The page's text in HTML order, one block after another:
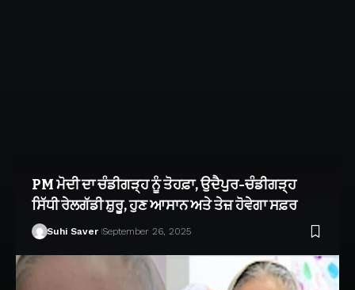
PM ਮੋਦੀ ਦਾ ਚੰਡੀਗੜ੍ਹ ਨੂੰ ਤੋਹਫ਼ਾ, ਉਦੈਪੁਰ-ਚੰਡੀਗੜ੍ਹ
ਸਿੱਧੀ ਰੇਲਗੱਡੀ ਸ਼ੁਰੂ, ਹੁਣ ਆਸਾਨ ਅਤੇ ਤੇਜ਼ ਹੋਵੇਗਾ ਸਫ਼ਰ
Suhi Saver September 26, 2025